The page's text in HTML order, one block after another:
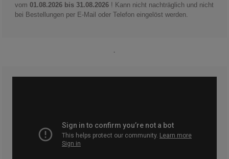
vom 01.08.2026 bis 31.08.2026 ! Kann nicht nachträglich und nicht
bei Bestellungen per E-Mail oder Telefon eingelöst werden.
.